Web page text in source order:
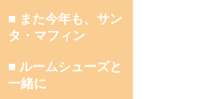
■ また今年も、サン
タ・マフィン
■ ルームシューズと
一緒に